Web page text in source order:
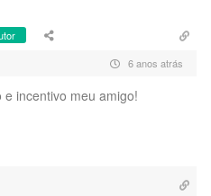
6 anos atrás
incentivo meu amigo!